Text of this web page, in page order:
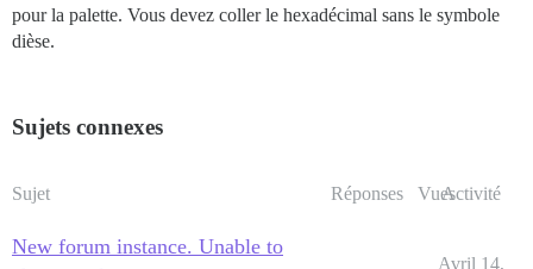
pour la palette. Vous devez coller le hexadécimal sans le symbole
dièse.
Sujets connexes
Sujet Réponses VuesActivité
New forum instance. Unable to
Avril 14,